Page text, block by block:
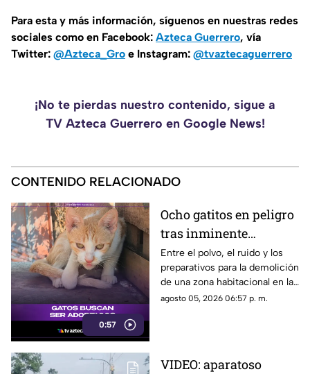
Para esta y más información, síguenos en nuestras redes
sociales como en Facebook: Azteca Guerrero, vía
Twitter: @Azteca_Gro e Instagram: @tvaztecaguerrero
¡No te pierdas nuestro contenido, sigue a
TV Azteca Guerrero en Google News!
CONTENIDO RELACIONADO
0:57
Ocho gatitos en peligro
tras inminente
demolición en la
colonia San Agustín de
Acapulco
Entre el polvo, el ruido y los
preparativos para la demolición
de una zona habitacional en la
colonia San Agustín, una
agosto 05, 2026 06:57 p. m.
VIDEO: aparatoso